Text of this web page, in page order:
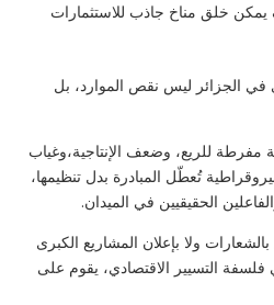
يمكن خلق مناخ جاذب للاستثمارات
في الجزائر ليس نقص الموارد، بل
مفرطة للريع، وضعف الإنتاجية،وغياب
تُعطّل المبادرة بدل تنظيمها،
الحقيقيين في الميدان.
ولا بإعلان المشاريع الكبرى
التسيير الاقتصادي، يقوم على